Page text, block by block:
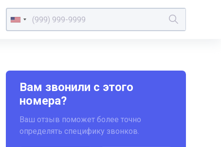
Вам звонили с этого
номера?
Ваш отзыв поможет более точно
определять специфику звонков.